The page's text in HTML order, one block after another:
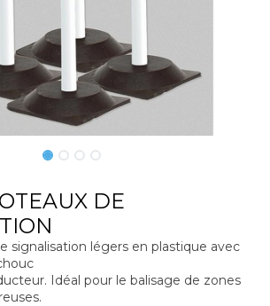
DE
signalisation légers en plastique avec
Idéal pour le balisage de zones